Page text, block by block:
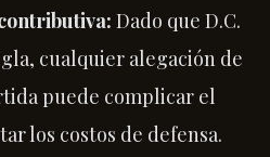
Dado que D.C.
cualquier alegación de
puede complicar el
los costos de defensa.